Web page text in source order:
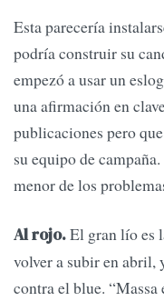
Esta parecería
podría construir su
empezó a usar un
una afirmación en
publicaciones pero
su equipo de
menor de los
Al rojo.El gran lío es
volver a subir en abril,
contra el blue. “Massa